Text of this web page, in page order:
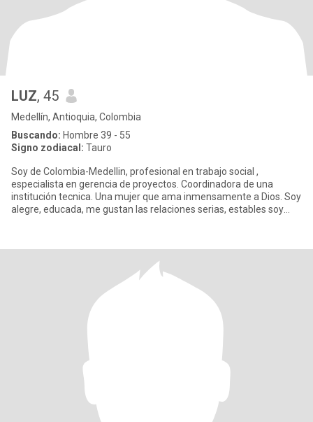
LUZ, 45
Medellín, Antioquia, Colombia
Buscando: Hombre 39 - 55
Signo zodiacal: Tauro
Soy de Colombia-Medellin, profesional en trabajo social ,
especialista en gerencia de proyectos. Coordinadora de una
institución tecnica. Una mujer que ama inmensamente a Dios. Soy
alegre, educada, me gustan las relaciones serias, estables soy